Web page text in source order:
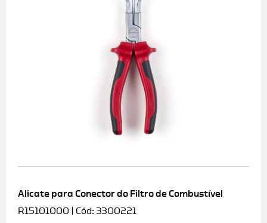
Alicate para Conector do Filtro de Combustível
R15101000 | Cód: 3300221